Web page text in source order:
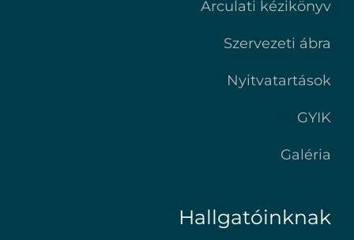
Arculati kézikönyv
Szervezeti ábra
Nyitvatartások
GYIK
Galéria
Hallgatóinknak